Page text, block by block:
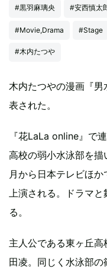
#黒羽麻璃央 #安西慎太
#Movie,Drama #Stage
#木内たつや
木内たつやの漫画『
表された。
『花LaLa online』で
高校の弱小水泳部を
月から日本テレビほ
上演される。ドラマ
る。
主人公である東ヶ丘
田凌。同じく水泳部